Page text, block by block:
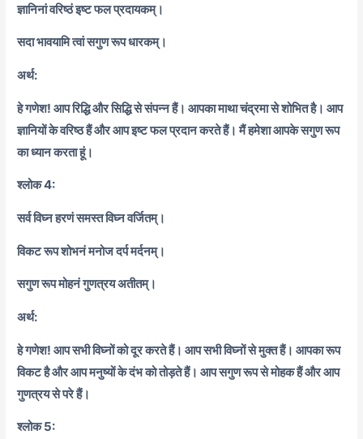
ज्ञानिनां वरिष्ठं इष्ट फल प्रदायकम्।
सदा भावयामि त्वां सगुण रूप धारकम्।
अर्थ:
हे गणेश! आप रिद्धि और सिद्धि से संपन्न हैं। आपका माथा चंद्रमा से शोभित है। आप
ज्ञानियों के वरिष्ठ हैं और आप इष्ट फल प्रदान करते हैं। मैं हमेशा आपके सगुण रूप
का ध्यान करता हूं।
श्लोक 4:
सर्व विघ्न हरणं समस्त विघ्न वर्जितम्।
विकट रूप शोभनं मनोज दर्प मर्दनम्।
सगुण रूप मोहनं गुणत्रय अतीतम्।
अर्थ:
हे गणेश! आप सभी विघ्नों को दूर करते हैं। आप सभी विघ्नों से मुक्त हैं। आपका रूप
विकट है और आप मनुष्यों के दंभ को तोड़ते हैं। आप सगुण रूप से मोहक हैं और आप
गुणत्रय से परे हैं।
श्लोक 5: